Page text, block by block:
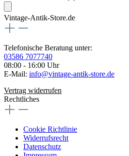
Vintage-Antik-Store.de
Telefonische Beratung unter:
03586 7077740
08:00 - 16:00 Uhr
E-Mail: info@vintage-antik-store.de
Vertrag widerrufen
Rechtliches
Cookie Richtlinie
Widerrufsrecht
Datenschutz